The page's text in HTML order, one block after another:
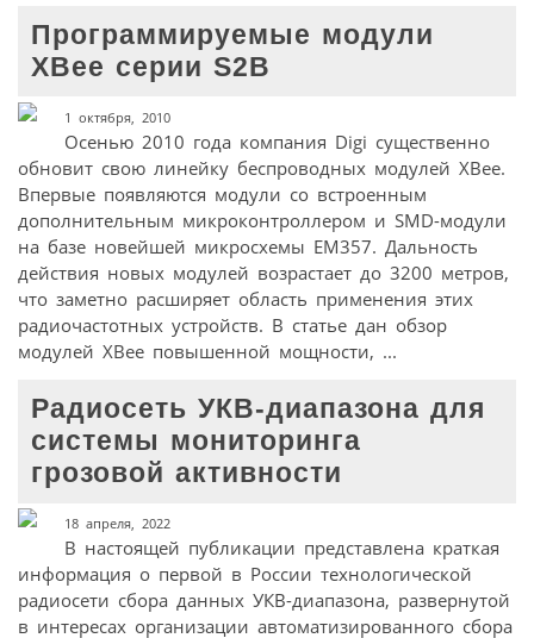
Программируемые модули
XBee серии S2B
1 октября, 2010
Осенью 2010 года компания Digi существенно
обновит свою линейку беспроводных модулей XBee.
Впервые появляются модули со встроенным
дополнительным микроконтроллером и SMD-модули
на базе новейшей микросхемы EM357. Дальность
действия новых модулей возрастает до 3200 метров,
что заметно расширяет область применения этих
радиочастотных устройств. В статье дан обзор
модулей XBee повышенной мощности, ...
Радиосеть УКВ-диапазона для
системы мониторинга
грозовой активности
18 апреля, 2022
В настоящей публикации представлена краткая
информация о первой в России технологической
радиосети сбора данных УКВ-диапазона, развернутой
в интересах организации автоматизированного сбора